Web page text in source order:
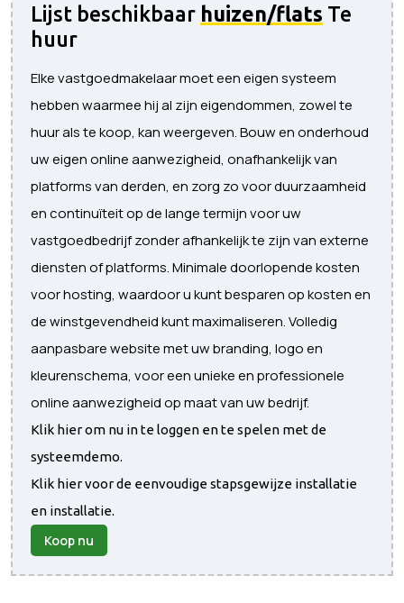
Lijst beschikbaar huizen/flats Te
huur
Elke vastgoedmakelaar moet een eigen systeem
hebben waarmee hij al zijn eigendommen, zowel te
huur als te koop, kan weergeven. Bouw en onderhoud
uw eigen online aanwezigheid, onafhankelijk van
platforms van derden, en zorg zo voor duurzaamheid
en continuïteit op de lange termijn voor uw
vastgoedbedrijf zonder afhankelijk te zijn van externe
diensten of platforms. Minimale doorlopende kosten
voor hosting, waardoor u kunt besparen op kosten en
de winstgevendheid kunt maximaliseren. Volledig
aanpasbare website met uw branding, logo en
kleurenschema, voor een unieke en professionele
online aanwezigheid op maat van uw bedrijf.
Klik hier om nu in te loggen en te spelen met de
systeemdemo.
Klik hier voor de eenvoudige stapsgewijze installatie
en installatie.
Koop nu